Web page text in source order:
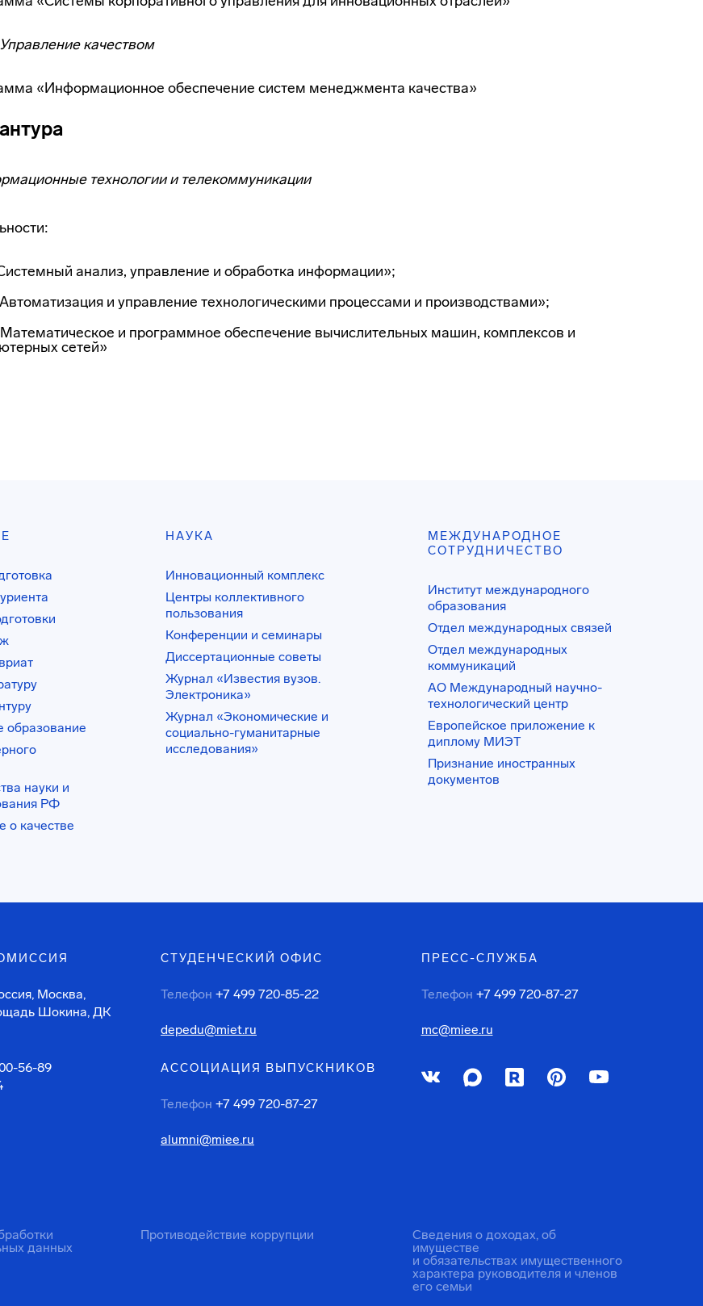
Управление качеством
«Информационное обеспечение систем менеджмента качества»
технологии и телекоммуникации
анализ, управление и обработка информации»;
и управление технологическими процессами и производствами»;
и программное обеспечение вычислительных машин, комплексов и
сетей»
образование
науки и
РФ
о качестве
НАУКА
Инновационный комплекс
Центры коллективного
пользования
Конференции и семинары
Диссертационные советы
Журнал «Известия вузов.
Электроника»
Журнал «Экономические и
социально-гуманитарные
исследования»
МЕЖДУНАРОДНОЕ
СОТРУДНИЧЕСТВО
Институт международного
образования
Отдел международных связей
Отдел международных
коммуникаций
АО Международный научно-
технологический центр
Европейское приложение к
диплому МИЭТ
Признание иностранных
документов
Москва,
Шокина, ДК
56-89
СТУДЕНЧЕСКИЙ ОФИС
Телефон +7 499 720-85-22
depedu@miet.ru
АССОЦИАЦИЯ ВЫПУСКНИКОВ
Телефон +7 499 720-87-27
alumni@miee.ru
ПРЕСС-СЛУЖБА
Телефон +7 499 720-87-27
mc@miee.ru
данных
Противодействие коррупции
Сведения о доходах, об
имуществе
и обязательствах имущественного
характера руководителя и членов
его семьи